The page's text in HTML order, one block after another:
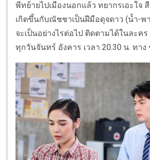
พีทย้ายไปเมืองนอกแล้ว ทยากรเอะใจ
เกิดขึ้นกับณัชชาเป็นฝีมือดุจดาว (น้ำ-พา
จะเป็นอย่างไรต่อไป ติดตามได้ในละคร
ทุกวันจันทร์ อังคาร เวลา 20.30 น. ทาง